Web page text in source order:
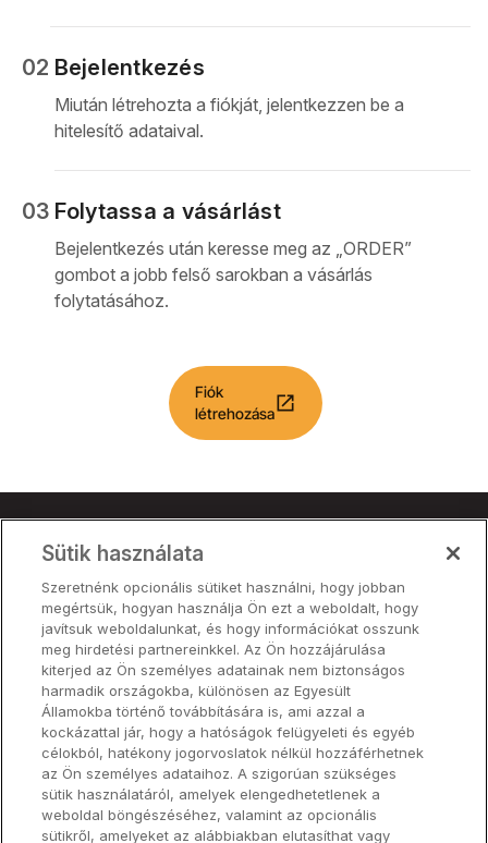
02 Bejelentkezés
Miután létrehozta a fiókját, jelentkezzen be a
hitelesítő adataival.
03 Folytassa a vásárlást
Bejelentkezés után keresse meg az „ORDER”
gombot a jobb felső sarokban a vásárlás
folytatásához.
Fiók
létrehozása open_in_new
Termék
Árak
Partnerek
Termék
Hardver
Névjegy
Sütik használata
Szeretnénk opcionális sütiket használni, hogy jobban
megértsük, hogyan használja Ön ezt a weboldalt, hogy
javítsuk weboldalunkat, és hogy információkat osszunk
meg hirdetési partnereinkkel. Az Ön hozzájárulása
kiterjed az Ön személyes adatainak nem biztonságos
harmadik országokba, különösen az Egyesült
Államokba történő továbbítására is, ami azzal a
kockázattal jár, hogy a hatóságok felügyeleti és egyéb
célokból, hatékony jogorvoslatok nélkül hozzáférhetnek
az Ön személyes adataihoz. A szigorúan szükséges
sütik használatáról, amelyek elengedhetetlenek a
weboldal böngészéséhez, valamint az opcionális
sütikről, amelyeket az alábbiakban elutasíthat vagy